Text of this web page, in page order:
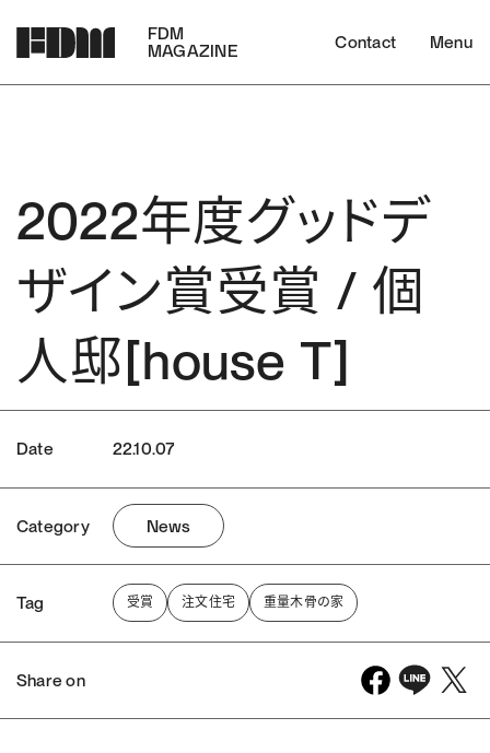
FDM
MAGAZINE
Contact Menu
2022年度グッドデ
ザイン賞受賞 / 個
人邸[house T]
Date 22.10.07
Category News
Tag 受賞 注文住宅 重量木骨の家
Share on